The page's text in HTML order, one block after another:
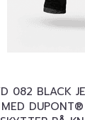
082 BLACK
MED